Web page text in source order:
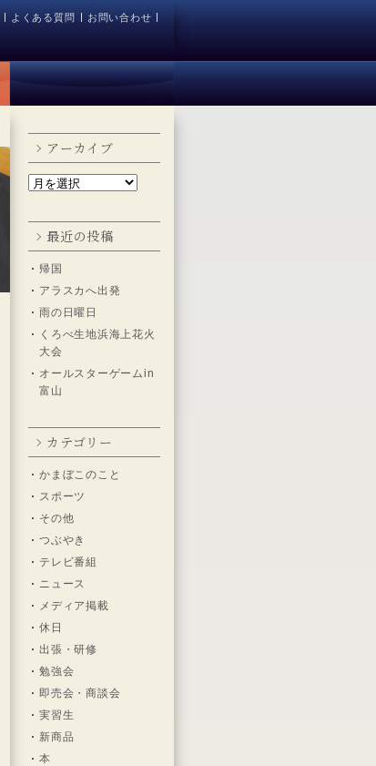
よくある質問 お問い合わせ
アーカイブ
最近の投稿
帰国
アラスカへ出発
雨の日曜日
くろべ生地浜海上花火
大会
オールスターゲームin
富山
カテゴリー
かまぼこのこと
スポーツ
その他
つぶやき
テレビ番組
ニュース
メディア掲載
休日
出張・研修
勉強会
即売会・商談会
実習生
新商品
本